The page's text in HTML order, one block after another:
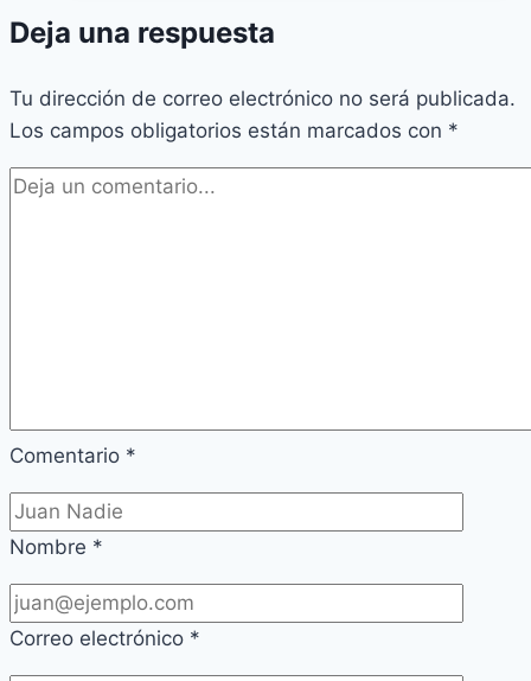
sobre
rol
crucial
en
la
Deja una respuesta
Tu dirección de correo electrónico no será publicada.
Los campos obligatorios están marcados con *
Comentario *
Nombre *
Correo electrónico *